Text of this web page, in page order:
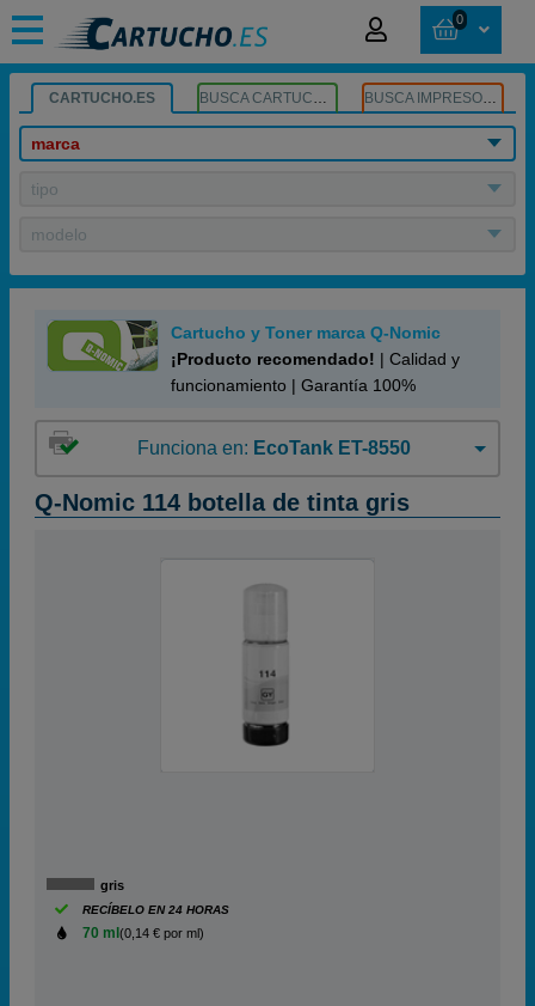
0
CARTUCHO.ES BUSCA CARTUCHOS BUSCA IMPRESORA
marca
tipo
modelo
Cartucho y Toner marca Q-Nomic
¡Producto recomendado! | Calidad y
funcionamiento | Garantía 100%
Funciona en: EcoTank ET-8550
Q-Nomic 114 botella de tinta gris
gris
RECÍBELO EN 24 HORAS
70 ml (0,14 € por ml)